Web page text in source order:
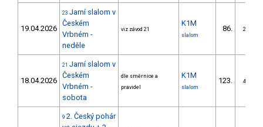
19.04.2026
23 Jarní slalom v
Českém
Vrbném -
neděle
viz závod 21
K1M
slalom
86. 27/ZS
18.04.2026
21 Jarní slalom v
Českém
Vrbném -
sobota
dle směrnice a
pravidel
K1M
slalom
123. 40/ZS
9 2. Český pohár